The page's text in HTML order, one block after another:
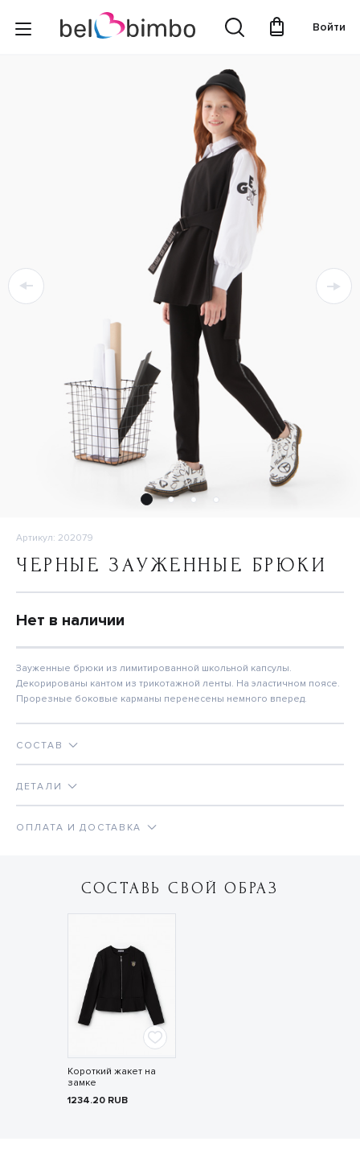
Войти
Артикул: 202079
ЧЕРНЫЕ ЗАУЖЕННЫЕ БРЮКИ
Нет в наличии
Зауженные брюки из лимитированной школьной капсулы.
Декорированы кантом из трикотажной ленты. На эластичном поясе.
Прорезные боковые карманы перенесены немного вперед.
СОСТАВ
ДЕТАЛИ
ОПЛАТА И ДОСТАВКА
СОСТАВЬ СВОЙ ОБРАЗ
Короткий жакет на
замке
1234.20 RUB